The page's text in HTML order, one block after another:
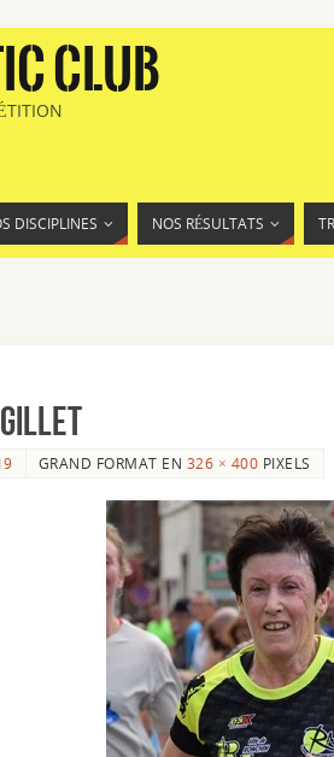
CLUB
DISCIPLINES NOS RÉSULTATS
GRAND FORMAT EN 326 × 400 PIXELS